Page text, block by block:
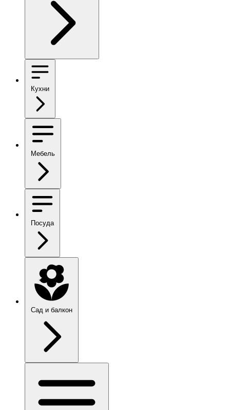
Кухни
Мебель
Посуда
Сад и балкон